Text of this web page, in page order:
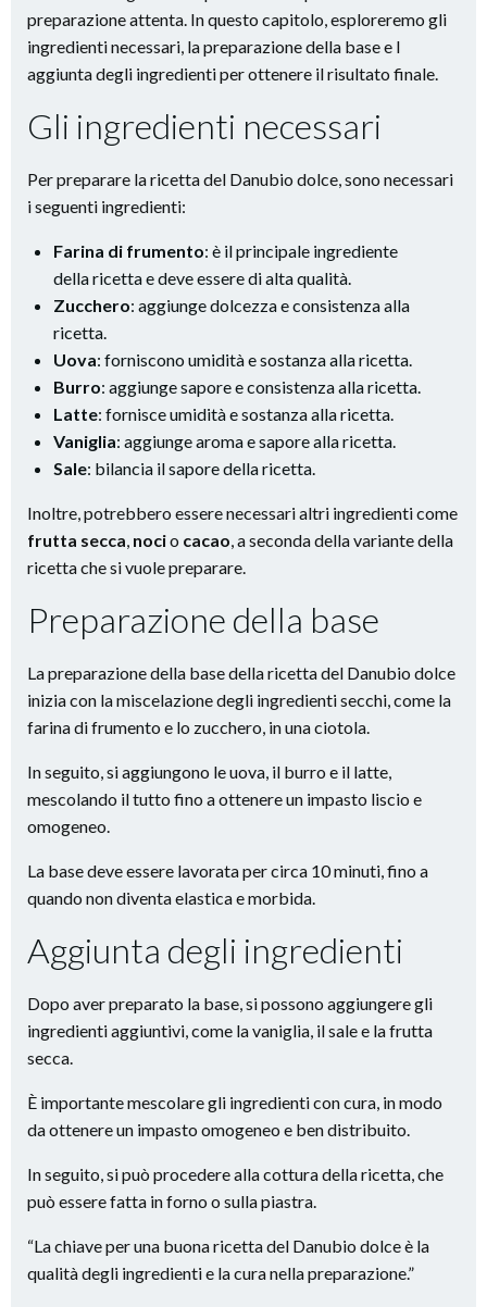
preparazione attenta. In questo capitolo, esploreremo gli
ingredienti necessari, la preparazione della base e l
aggiunta degli ingredienti per ottenere il risultato finale.
Gli ingredienti necessari
Per preparare la ricetta del Danubio dolce, sono necessari
i seguenti ingredienti:
Farina di frumento: è il principale ingrediente
della ricetta e deve essere di alta qualità.
Zucchero: aggiunge dolcezza e consistenza alla
ricetta.
Uova: forniscono umidità e sostanza alla ricetta.
Burro: aggiunge sapore e consistenza alla ricetta.
Latte: fornisce umidità e sostanza alla ricetta.
Vaniglia: aggiunge aroma e sapore alla ricetta.
Sale: bilancia il sapore della ricetta.
Inoltre, potrebbero essere necessari altri ingredienti come
frutta secca, nocio cacao, a seconda della variante della
ricetta che si vuole preparare.
Preparazione della base
La preparazione della base della ricetta del Danubio dolce
inizia con la miscelazione degli ingredienti secchi, come la
farina di frumento e lo zucchero, in una ciotola.
In seguito, si aggiungono le uova, il burro e il latte,
mescolando il tutto fino a ottenere un impasto liscio e
omogeneo.
La base deve essere lavorata per circa 10 minuti, fino a
quando non diventa elastica e morbida.
Aggiunta degli ingredienti
Dopo aver preparato la base, si possono aggiungere gli
ingredienti aggiuntivi, come la vaniglia, il sale e la frutta
secca.
È importante mescolare gli ingredienti con cura, in modo
da ottenere un impasto omogeneo e ben distribuito.
In seguito, si può procedere alla cottura della ricetta, che
può essere fatta in forno o sulla piastra.
“La chiave per una buona ricetta del Danubio dolce è la
qualità degli ingredienti e la cura nella preparazione.”